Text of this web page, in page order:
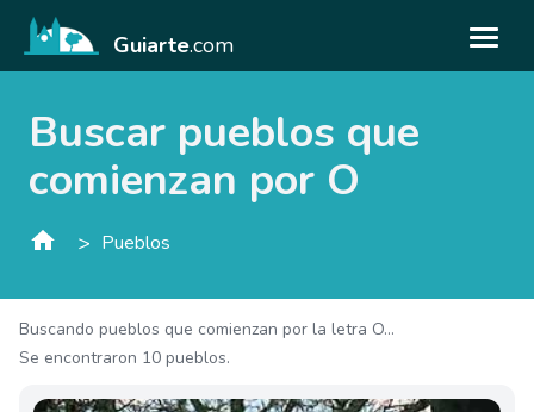
Guiarte.com
Buscar pueblos que
comienzan por O
> Pueblos
Buscando pueblos que comienzan por la letra O...
Se encontraron 10 pueblos.